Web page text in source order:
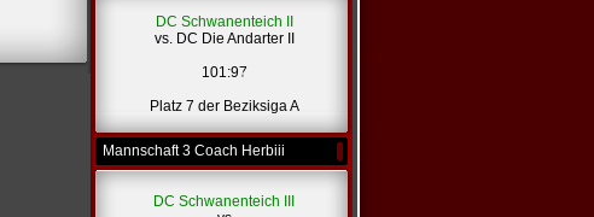
DC Schwanenteich II
vs. DC Die Andarter II
101:97
Platz 7 der Beziksiga A
Mannschaft 3 Coach Herbiii
DC Schwanenteich III
*